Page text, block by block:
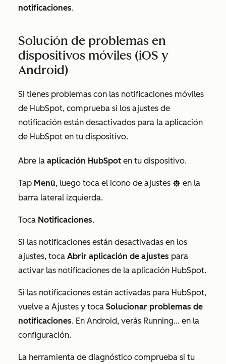
notificaciones.
Solución de problemas en
dispositivos móviles (iOS y
Android)
Si tienes problemas con las notificaciones móviles
de HubSpot, comprueba si los ajustes de
notificación están desactivados para la aplicación
de HubSpot en tu dispositivo.
Abre la aplicación HubSpot en tu dispositivo.
Tap Menú, luego toca el icono de ajustes settings en la
barra lateral izquierda.
Toca Notificaciones.
Si las notificaciones están desactivadas en los
ajustes, toca Abrir aplicación de ajustes para
activar las notificaciones de la aplicación HubSpot.
Si las notificaciones están activadas para HubSpot,
vuelve a Ajustes y toca Solucionar problemas de
notificaciones. En Android, verás Running... en la
configuración.
La herramienta de diagnóstico comprueba si tu